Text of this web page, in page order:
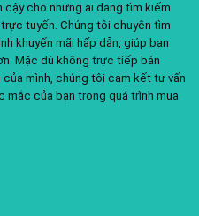
cho những ai đang tìm kiếm
tuyến. Chúng tôi chuyên tìm
khuyến mãi hấp dẫn, giúp bạn
Mặc dù không trực tiếp bán
của mình, chúng tôi cam kết tư vấn
mắc của bạn trong quá trình mua